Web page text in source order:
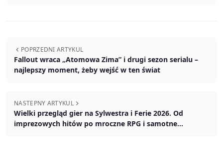
POPRZEDNI ARTYKUL
Fallout wraca „Atomowa Zima” i drugi sezon serialu –
najlepszy moment, żeby wejść w ten świat
NASTEPNY ARTYKUL
Wielki przegląd gier na Sylwestra i Ferie 2026. Od
imprezowych hitów po mroczne RPG i samotne